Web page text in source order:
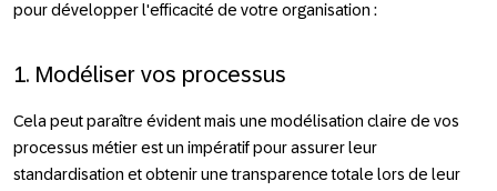
pour développer l'efficacité de votre organisation :
1. Modéliser vos processus
Cela peut paraître évident mais une modélisation claire de vos
processus métier est un impératif pour assurer leur
standardisation et obtenir une transparence totale lors de leur